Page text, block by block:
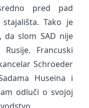
pred pad
Tako je
da slom SAD nije
Francuski
Schroeder
Huseina i
odluči o svojoj